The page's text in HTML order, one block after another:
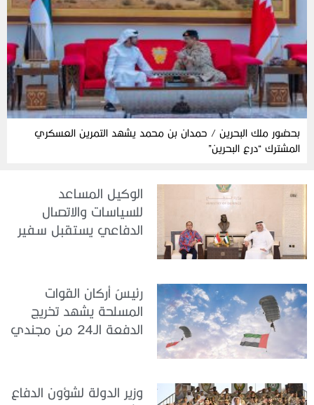
بحضور ملك البحرين / حمدان بن محمد يشهد التمرين العسكري
المشترك “درع البحرين”
الوكيل المساعد
للسياسات والاتصال
الدفاعي يستقبل سفير
رئيسُ أركان القوات
المسلحة يشهد تخريج
الدفعة الـ24 من مجندي
وزير الدولة لشؤون الدفاع